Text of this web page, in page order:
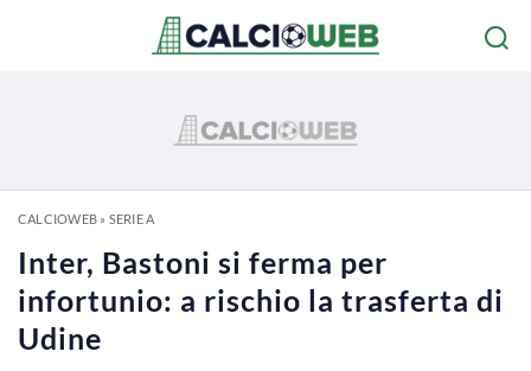
CALCIOWEB» SERIE A
Inter, Bastoni si ferma per
infortunio: a rischio la trasferta di
Udine